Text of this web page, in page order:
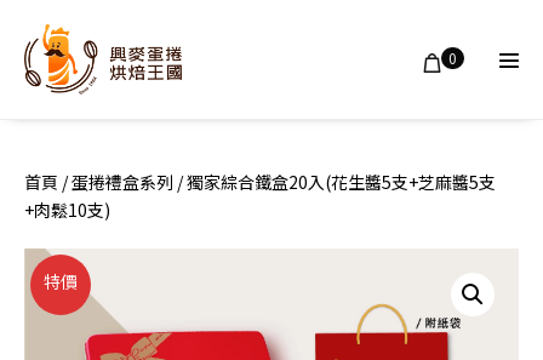
content
Shopping
0Items
in
首頁 /蛋捲禮盒系列 / 獨家綜合鐵盒20入(花生醬5支+芝麻醬5支
+肉鬆10支)
特價